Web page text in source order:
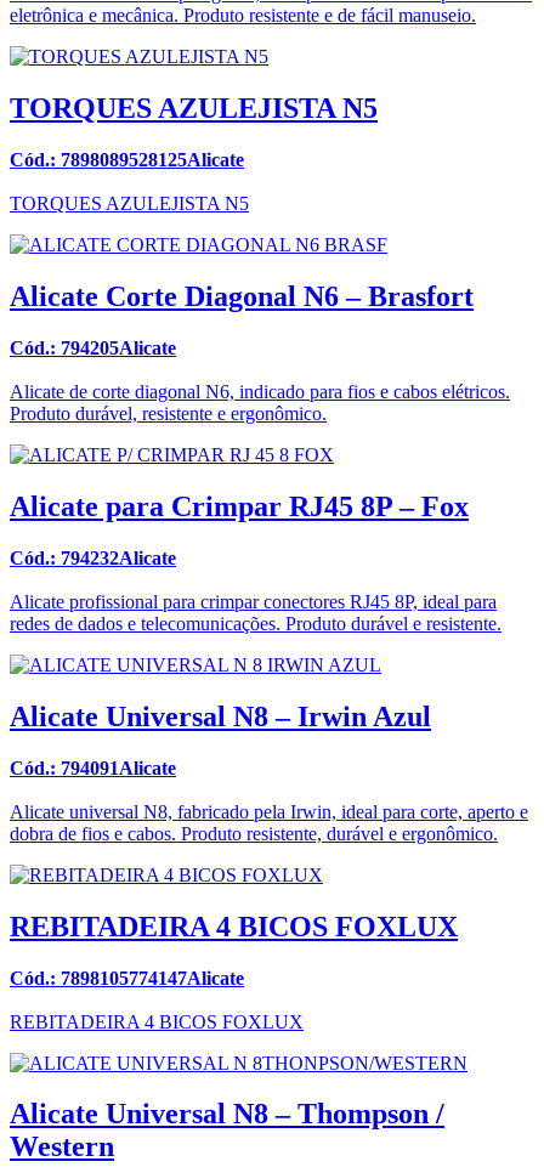
eletrônica e mecânica. Produto resistente e de fácil manuseio.
TORQUES AZULEJISTA N5
Cód.: 7898089528125Alicate
TORQUES AZULEJISTA N5
Alicate Corte Diagonal N6 – Brasfort
Cód.: 794205Alicate
Alicate de corte diagonal N6, indicado para fios e cabos elétricos.
Produto durável, resistente e ergonômico.
Alicate para Crimpar RJ45 8P – Fox
Cód.: 794232Alicate
Alicate profissional para crimpar conectores RJ45 8P, ideal para
redes de dados e telecomunicações. Produto durável e resistente.
Alicate Universal N8 – Irwin Azul
Cód.: 794091Alicate
Alicate universal N8, fabricado pela Irwin, ideal para corte, aperto e
dobra de fios e cabos. Produto resistente, durável e ergonômico.
REBITADEIRA 4 BICOS FOXLUX
Cód.: 7898105774147Alicate
REBITADEIRA 4 BICOS FOXLUX
Alicate Universal N8 – Thompson /
Western